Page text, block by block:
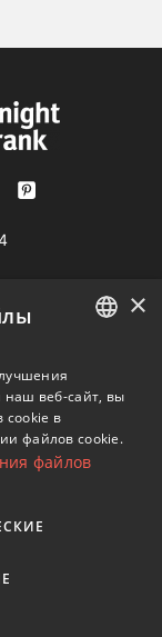
Knight
SPANISH
FRENCH
×
наш веб-сайт, вы
cookie в
файлов cookie.
файлов